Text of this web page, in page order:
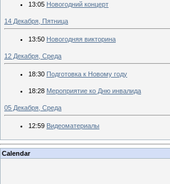
13:05 Новогодний концерт
14 Декабря, Пятница
13:50 Новогодняя викторина
12 Декабря, Среда
18:30 Подготовка к Новому году
18:28 Мероприятие ко Дню инвалида
05 Декабря, Среда
12:59 Видеоматериалы
Calendar